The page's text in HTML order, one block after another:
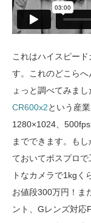
これはハイスピー
す。これのどこら
ょっと調べてみま
CR600x2という産
1280×1024、
までできます。も
ておいてポスプロ
トなカメラで1kgく
お値段300万円！ま
ント、Gレンズ対応